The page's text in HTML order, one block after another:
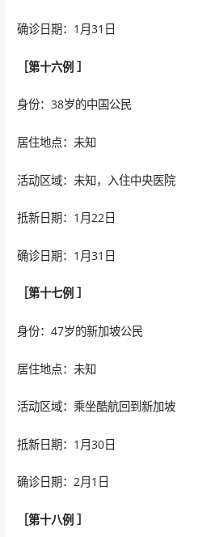
确诊日期：1月31日
［第十六例 ］
身份：38岁的中国公民
居住地点：未知
活动区域：未知，入住中央医院
抵新日期：1月22日
确诊日期：1月31日
［第十七例 ］
身份：47岁的新加坡公民
居住地点：未知
活动区域：乘坐酷航回到新加坡
抵新日期：1月30日
确诊日期：2月1日
［第十八例 ］